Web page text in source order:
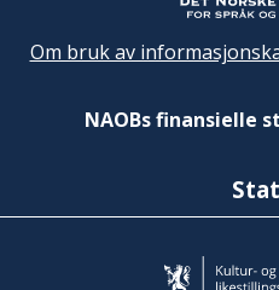
Om bruk av
NAOBs finansielle